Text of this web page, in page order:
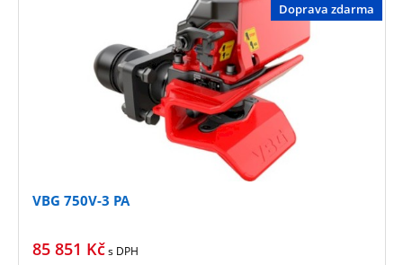
Doprava zdarma
VBG 750V-3 PA
85 851 Kčs DPH